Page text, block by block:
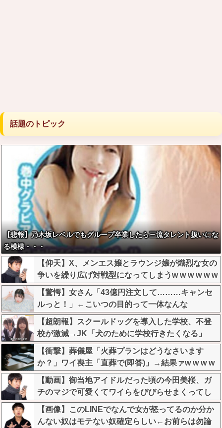
話題のトピック
【悲報】乃木坂レベルでもグループ卒業したら三流タレント扱いにな
る模様・・・
【仰天】X、メンエス嬢とラウンジ嬢が熾烈な女の
争いを繰り広げ対戦型になってしまうw w w w w w
w w
【驚愕】女さん「43億円注文して………キャンセ
ルっと！」←こいつの目的って一体なんな
の？？？？？？？
【超朗報】スクールドッグを導入した学校、不登
校が激減→JK「犬のために学校行きたくなる」
【衝撃】葬儀屋「火葬プランはどうなさいます
か？」ワイ喪主「直葬で(即答)」→結果ァw w w w
w w w w w w
【動画】御当地アイドルだった頃の今田美桜、ガ
チのマジで可愛くてワイらをびびらせまくってし
まうw w w w w w w w
【画像】このLINEでなんで女が怒ってるのか分か
んない奴はモテない奴確定らしい←お前らは勿論